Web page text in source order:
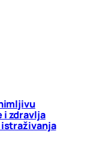
i zdravlja
istraživanja